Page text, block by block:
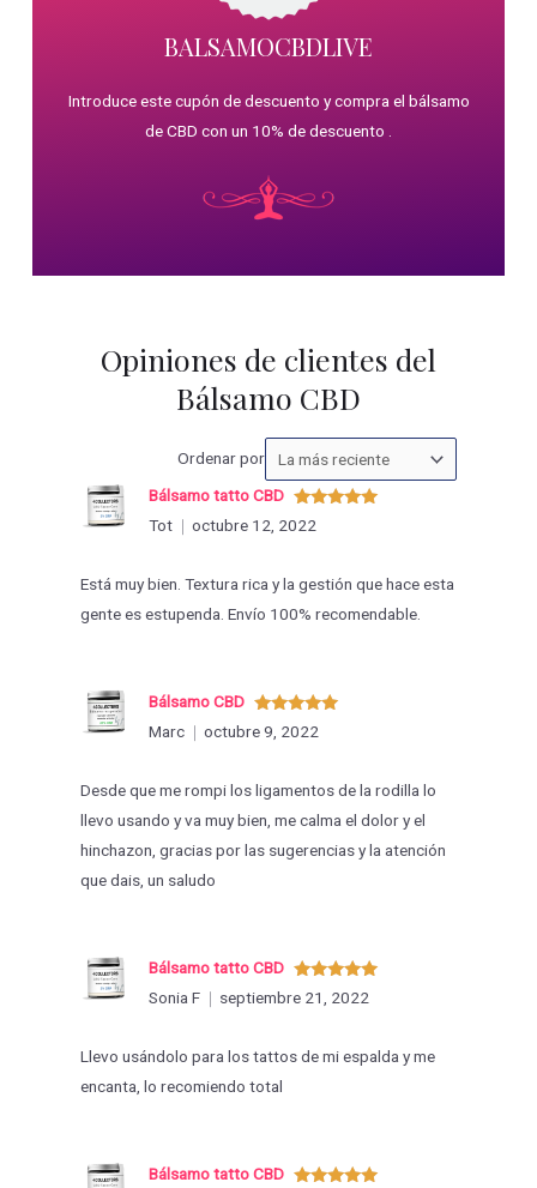
BALSAMOCBDLIVE
Introduce este cupón de descuento y compra el bálsamo
de CBD con un 10% de descuento .
Opiniones de clientes del
Bálsamo CBD
Ordenar porOrdenar
las
Valorado
con
Bálsamo tatto CBD
Tot
octubre 12, 2022
Está muy bien. Textura rica y la gestión que hace esta
gente es estupenda. Envío 100% recomendable.
Valorado
con5de 5
Bálsamo CBD
Marc
octubre 9, 2022
Desde que me rompi los ligamentos de la rodilla lo
llevo usando y va muy bien, me calma el dolor y el
hinchazon, gracias por las sugerencias y la atención
que dais, un saludo
Valorado
con 5de 5
Bálsamo tatto CBD
Sonia F
septiembre 21, 2022
Llevo usándolo para los tattos de mi espalda y me
encanta, lo recomiendo total
Bálsamo tatto CBD